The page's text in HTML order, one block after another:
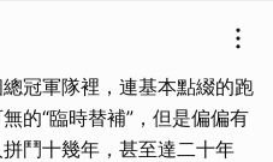
冠軍隊裡，連基本點綴的跑
的“臨時替補”，但是偏偏有
鬥十幾年，甚至達二十年